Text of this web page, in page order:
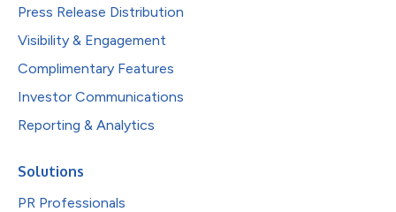
Press Release Distribution
Visibility & Engagement
Complimentary Features
Investor Communications
Reporting & Analytics
Solutions
PR Professionals